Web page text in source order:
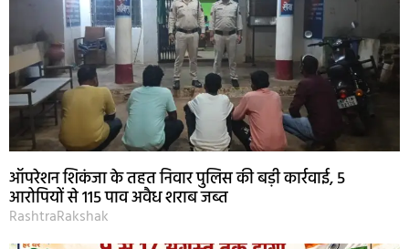
ऑपरेशन शिकंजा के तहत निवार पुलिस की बड़ी कार्रवाई, 5
आरोपियों से 115 पाव अवैध शराब जब्त
RashtraRakshak